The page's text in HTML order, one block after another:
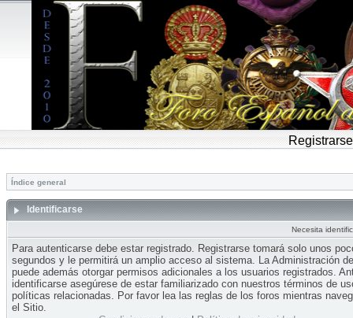
Registrarse
Índice general
Identificarse
Necesita
Para autenticarse debe estar registrado. Registrarse tomará solo unos
segundos y le permitirá un amplio acceso al sistema. La Administración
puede además otorgar permisos adicionales a los usuarios registrados.
identificarse asegúrese de estar familiarizado con nuestros términos de
políticas relacionadas. Por favor lea las reglas de los foros mientras
el Sitio.